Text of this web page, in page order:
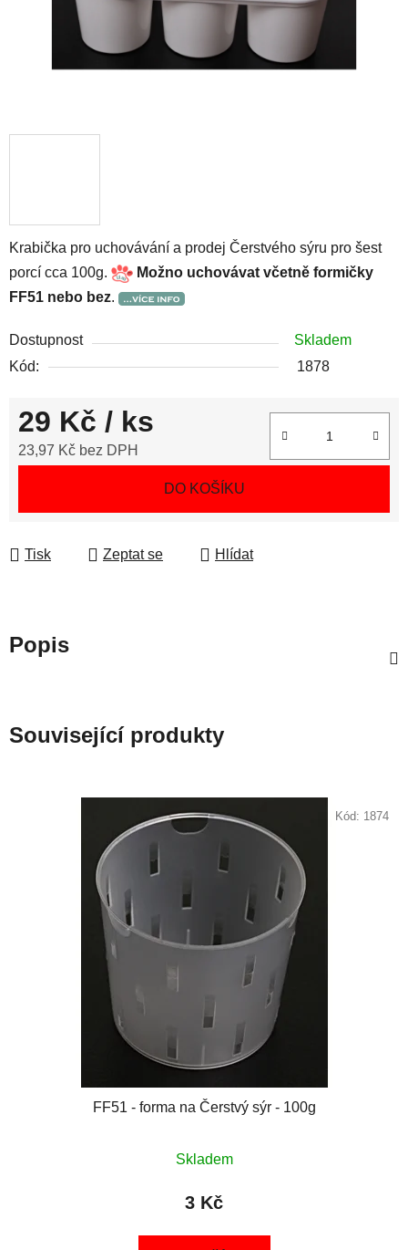
Krabička pro uchovávání a prodej Čerstvého sýru pro šest
porcí cca 100g.
Možno uchovávat včetně formičky
FF51 nebo bez.
Dostupnost
Skladem
Kód:
1878
29 Kč / ks
23,97 Kč bez DPH
DO KOŠÍKU
Tisk Zeptat se Hlídat
Popis
Související produkty
FF51 - forma na Čerstvý sýr - 100g
Skladem
3 Kč
Kód: 1874